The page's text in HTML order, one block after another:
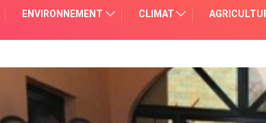
ENVIRONNEMENT CLIMAT